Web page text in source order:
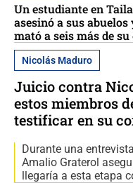
Un estudiante en
asesinó a sus abuelos
mató a seis más de su
Nicolás Maduro
Juicio contra
estos miembros
testificar en su
Durante una
Amalio Graterol
llegaría a esta etapa